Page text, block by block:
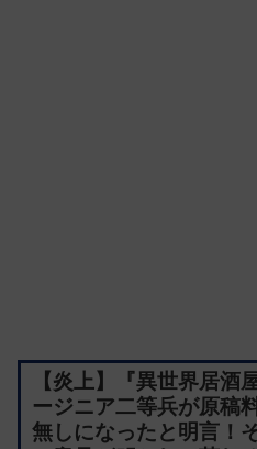
【炎上】『異世界居酒
ージニア二等兵が原稿
無しになったと明言！